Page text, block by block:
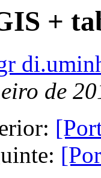
+
de